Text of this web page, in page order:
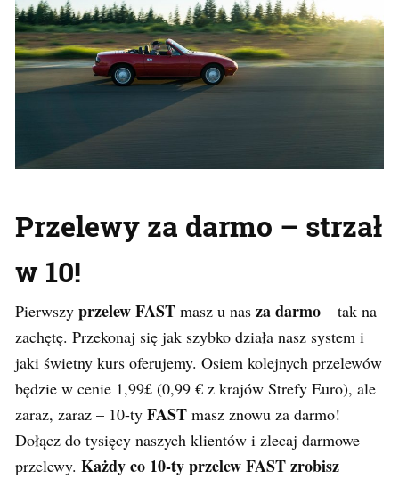
Przelewy za darmo – strzał
w 10!
Pierwszy przelew FAST masz u nas za darmo – tak na
zachętę. Przekonaj się jak szybko działa nasz system i
jaki świetny kurs oferujemy. Osiem kolejnych przelewów
będzie w cenie 1,99£ (0,99 € z krajów Strefy Euro), ale
zaraz, zaraz – 10-ty FAST masz znowu za darmo!
Dołącz do tysięcy naszych klientów i zlecaj darmowe
przelewy. Każdy co 10-ty przelew FAST zrobisz